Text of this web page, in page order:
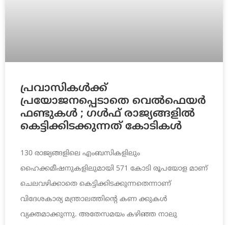
പ്രവാസികള്‍ക്ക്
പ്രയോജനപ്പെടാതെ വെല്‍ഫെയര്‍
ഫണ്ടുകള്‍ ; ഗള്‍ഫ് രാജ്യങ്ങളില്‍
കെട്ടിക്കിടക്കുന്നത് കോടികള്‍
130 രാജ്യങ്ങളിലെ എംബസികളിലും
ഹൈക്കമീഷനുകളിലുമായി 571 കോടി രൂപയോള മാണ്
ചെലവഴിക്കാതെ കെട്ടിക്കിടക്കുന്നതെന്നാണ്
വിദേശകാര്യ മന്ത്രാലത്തിന്റെ കണ ക്കുകള്‍
വ്യക്തമാക്കുന്നു. അതേസമയം കഴിഞ്ഞ നാലു